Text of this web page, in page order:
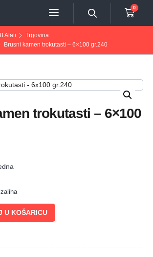
0
Alati
Trgovina
Brusni kamen trokutasti – 6×100 gr.240
trokutasti – 6×100
U KOŠARICU